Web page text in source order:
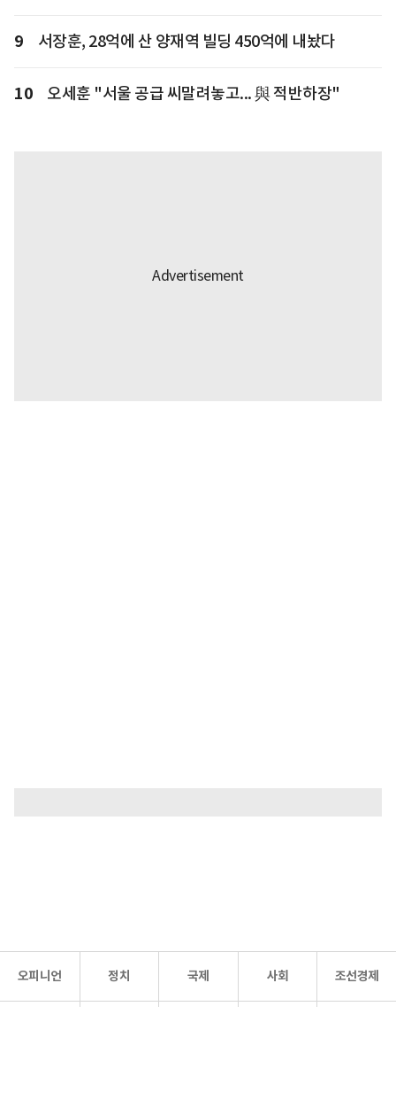
9 서장훈, 28억에 산 양재역 빌딩 450억에 내놨다
10 오세훈 "서울 공급 씨말려놓고... 與 적반하장"
오피니언 정치 국제 사회 조선경제